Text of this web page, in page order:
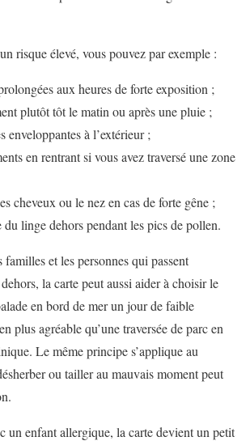
risque élevé, vous pouvez par exemple :
aux heures de forte exposition ;
plutôt tôt le matin ou après une pluie ;
enveloppantes à l’extérieur ;
en rentrant si vous avez traversé une zone
cheveux ou le nez en cas de forte gêne ;
du linge dehors pendant les pics de pollen.
et les personnes qui passent
la carte peut aussi aider à choisir le
en bord de mer un jour de faible
plus agréable qu’une traversée de parc en
Le même principe s’applique au
ou tailler au mauvais moment peut
un enfant allergique, la carte devient un petit